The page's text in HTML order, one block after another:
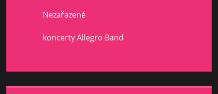
Nezařazené
koncerty Allegro Band